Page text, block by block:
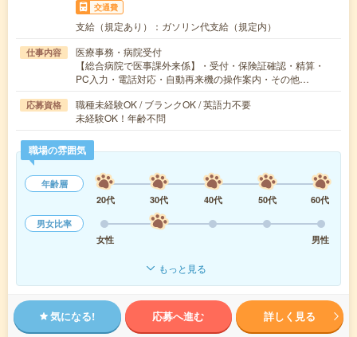
交通費
支給（規定あり）：ガソリン代支給（規定内）
仕事内容
医療事務・病院受付
【総合病院で医事課外来係】・受付・保険証確認・精算・
PC入力・電話対応・自動再来機の操作案内・その他…
応募資格
職種未経験OK / ブランクOK / 英語力不要
未経験OK！年齢不問
職場の雰囲気
年齢層
20代
30代 40代 50代
60代
男女比率
女性
男性
もっと見る
気になる! 応募へ進む 詳しく見る